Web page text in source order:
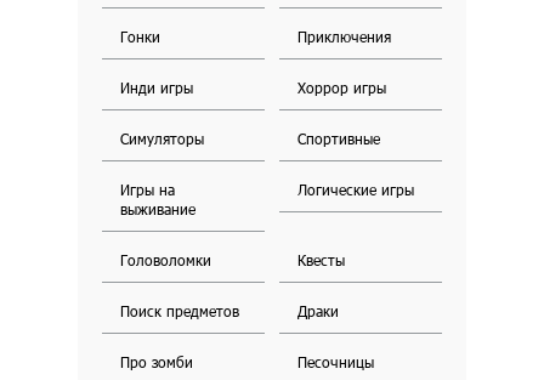
Гонки Приключения
Инди игры Хоррор игры
Симуляторы Спортивные
Игры на
выживание
Логические игры
Головоломки Квесты
Поиск предметов Драки
Про зомби Песочницы